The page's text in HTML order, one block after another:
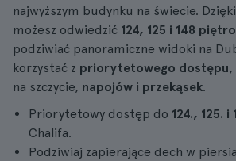
najwyższym budynku na świecie.
możesz odwiedzić 124, 125 i 148 piętro
podziwiać panoramiczne widoki na
korzystać z priorytetowego dostępu
na szczycie, napojów i przekąsek.
Priorytetowy dostęp do 124., 125.
Chalifa.
Podziwiaj zapierające dech w